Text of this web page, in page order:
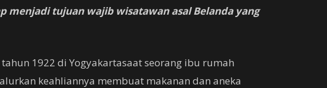
menjadi tujuan wajib wisatawan asal Belanda yang
1922 di Yogyakartasaat seorang ibu rumah
keahliannya membuat makanan dan aneka